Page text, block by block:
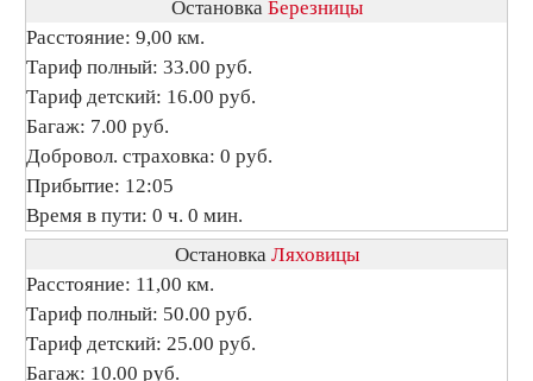
Остановка Березницы
Расстояние: 9,00 км.
Тариф полный: 33.00 руб.
Тариф детский: 16.00 руб.
Багаж: 7.00 руб.
Добровол. страховка: 0 руб.
Прибытие: 12:05
Время в пути: 0 ч. 0 мин.
Остановка Ляховицы
Расстояние: 11,00 км.
Тариф полный: 50.00 руб.
Тариф детский: 25.00 руб.
Багаж: 10.00 руб.